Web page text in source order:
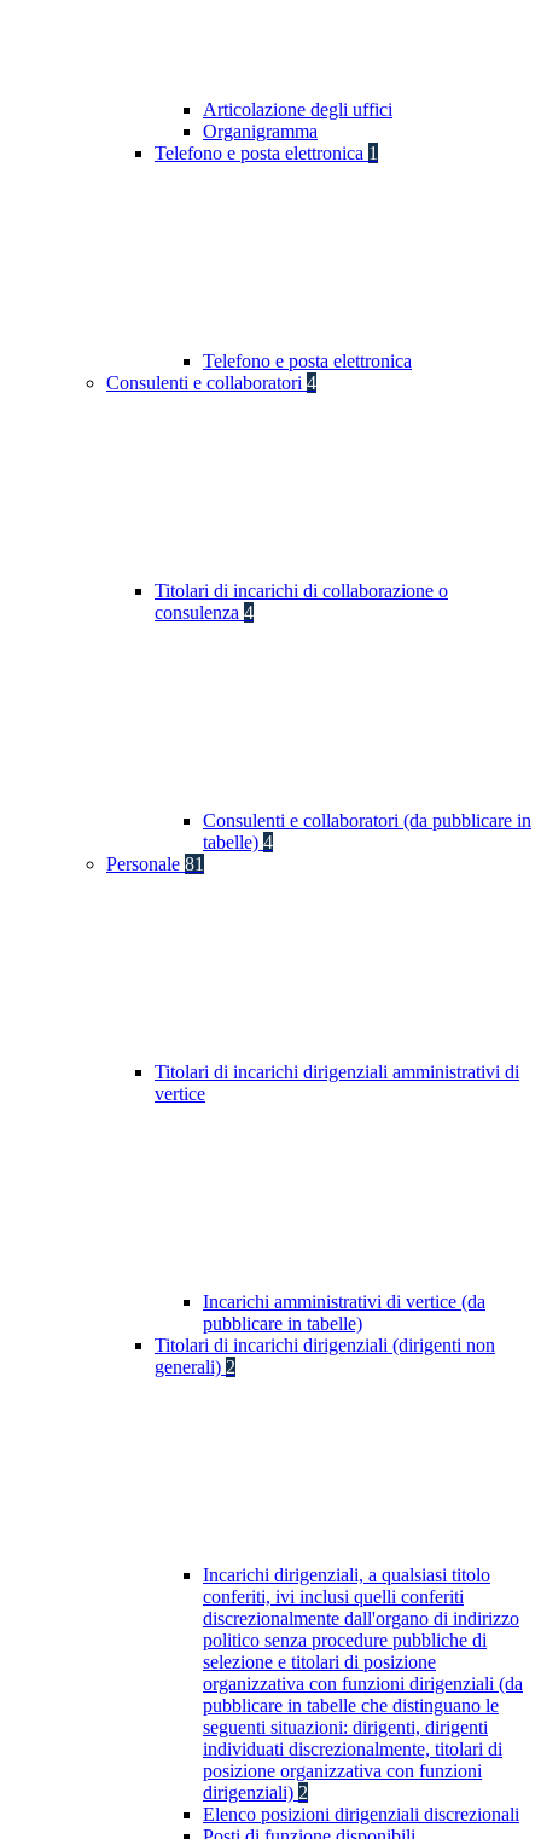
Articolazione degli uffici
Organigramma
Telefono e posta elettronica 1
Telefono e posta elettronica
Consulenti e collaboratori 4
Titolari di incarichi di collaborazione o
consulenza 4
Consulenti e collaboratori (da pubblicare in
tabelle) 4
Personale 81
Titolari di incarichi dirigenziali amministrativi di
vertice
Incarichi amministrativi di vertice (da
pubblicare in tabelle)
Titolari di incarichi dirigenziali (dirigenti non
generali) 2
Incarichi dirigenziali, a qualsiasi titolo
conferiti, ivi inclusi quelli conferiti
discrezionalmente dall'organo di indirizzo
politico senza procedure pubbliche di
selezione e titolari di posizione
organizzativa con funzioni dirigenziali (da
pubblicare in tabelle che distinguano le
seguenti situazioni: dirigenti, dirigenti
individuati discrezionalmente, titolari di
posizione organizzativa con funzioni
dirigenziali) 2
Elenco posizioni dirigenziali discrezionali